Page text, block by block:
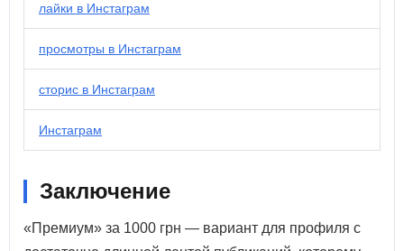
лайки в Инстаграм
просмотры в Инстаграм
сторис в Инстаграм
Инстаграм
Заключение
«Премиум» за 1000 грн — вариант для профиля с